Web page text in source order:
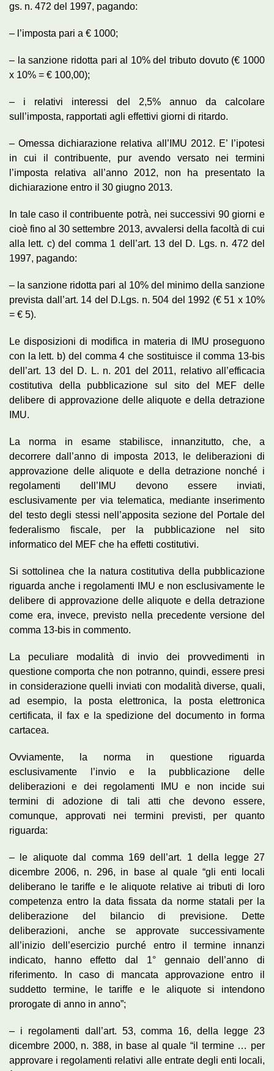
gs. n. 472 del 1997, pagando:
– l’imposta pari a € 1000;
– la sanzione ridotta pari al 10% del tributo dovuto (€ 1000
x 10% = € 100,00);
– i relativi interessi del 2,5% annuo da calcolare
sull’imposta, rapportati agli effettivi giorni di ritardo.
– Omessa dichiarazione relativa all’IMU 2012. E’ l’ipotesi
in cui il contribuente, pur avendo versato nei termini
l’imposta relativa all’anno 2012, non ha presentato la
dichiarazione entro il 30 giugno 2013.
In tale caso il contribuente potrà, nei successivi 90 giorni e
cioè fino al 30 settembre 2013, avvalersi della facoltà di cui
alla lett. c) del comma 1 dell’art. 13 del D. Lgs. n. 472 del
1997, pagando:
– la sanzione ridotta pari al 10% del minimo della sanzione
prevista dall’art. 14 del D.Lgs. n. 504 del 1992 (€ 51 x 10%
= € 5).
Le disposizioni di modifica in materia di IMU proseguono
con la lett. b) del comma 4 che sostituisce il comma 13-bis
dell’art. 13 del D. L. n. 201 del 2011, relativo all’efficacia
costitutiva della pubblicazione sul sito del MEF delle
delibere di approvazione delle aliquote e della detrazione
IMU.
La norma in esame stabilisce, innanzitutto, che, a
decorrere dall’anno di imposta 2013, le deliberazioni di
approvazione delle aliquote e della detrazione nonché i
regolamenti dell’IMU devono essere inviati,
esclusivamente per via telematica, mediante inserimento
del testo degli stessi nell’apposita sezione del Portale del
federalismo fiscale, per la pubblicazione nel sito
informatico del MEF che ha effetti costitutivi.
Si sottolinea che la natura costitutiva della pubblicazione
riguarda anche i regolamenti IMU e non esclusivamente le
delibere di approvazione delle aliquote e della detrazione
come era, invece, previsto nella precedente versione del
comma 13-bis in commento.
La peculiare modalità di invio dei provvedimenti in
questione comporta che non potranno, quindi, essere presi
in considerazione quelli inviati con modalità diverse, quali,
ad esempio, la posta elettronica, la posta elettronica
certificata, il fax e la spedizione del documento in forma
cartacea.
Ovviamente, la norma in questione riguarda
esclusivamente l’invio e la pubblicazione delle
deliberazioni e dei regolamenti IMU e non incide sui
termini di adozione di tali atti che devono essere,
comunque, approvati nei termini previsti, per quanto
riguarda:
– le aliquote dal comma 169 dell’art. 1 della legge 27
dicembre 2006, n. 296, in base al quale “gli enti locali
deliberano le tariffe e le aliquote relative ai tributi di loro
competenza entro la data fissata da norme statali per la
deliberazione del bilancio di previsione. Dette
deliberazioni, anche se approvate successivamente
all’inizio dell’esercizio purché entro il termine innanzi
indicato, hanno effetto dal 1° gennaio dell’anno di
riferimento. In caso di mancata approvazione entro il
suddetto termine, le tariffe e le aliquote si intendono
prorogate di anno in anno”;
– i regolamenti dall’art. 53, comma 16, della legge 23
dicembre 2000, n. 388, in base al quale “il termine … per
approvare i regolamenti relativi alle entrate degli enti locali,